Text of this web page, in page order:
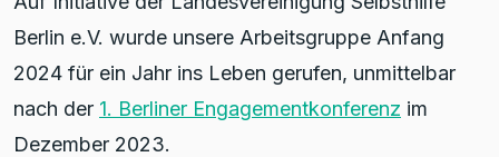
Berlin e.V. wurde unsere Arbeitsgruppe Anfang
2024 für ein Jahr ins Leben gerufen, unmittelbar
nach der 1. Berliner Engagementkonferenz im
Dezember 2023.